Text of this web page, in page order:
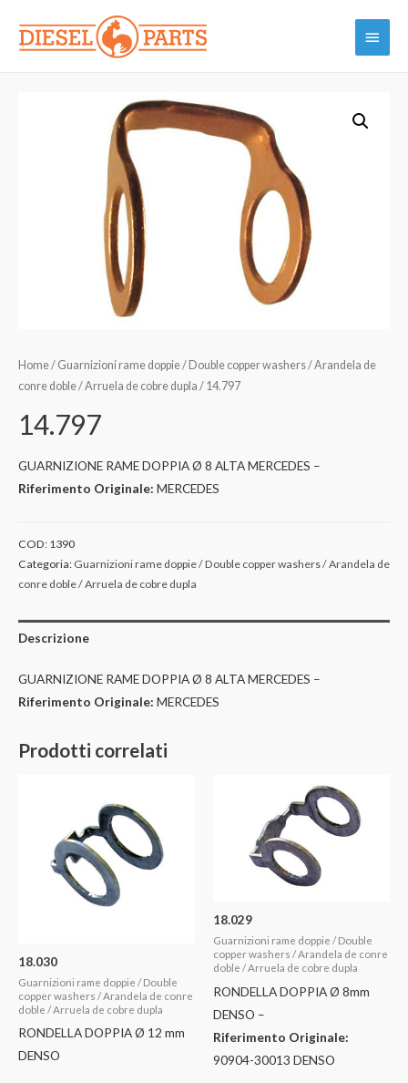
contenuto
Menu
Home/ Guarnizioni rame doppie / Double copper washers / Arandela de
conre doble / Arruela de cobre dupla / 14.797
14.797
GUARNIZIONE RAME DOPPIA Ø 8 ALTA MERCEDES –
Riferimento Originale: MERCEDES
COD: 1390
Categoria: Guarnizioni rame doppie / Double copper washers / Arandela de
conre doble / Arruela de cobre dupla
Descrizione
GUARNIZIONE RAME DOPPIA Ø 8 ALTA MERCEDES –
Riferimento Originale: MERCEDES
Prodotti correlati
18.030
Guarnizioni rame doppie / Double
copper washers / Arandela de conre
doble / Arruela de cobre dupla
RONDELLA DOPPIA Ø 12 mm
DENSO
18.029
Guarnizioni rame doppie / Double
copper washers / Arandela de conre
doble / Arruela de cobre dupla
RONDELLA DOPPIA Ø 8mm
DENSO –
Riferimento Originale:
90904-30013 DENSO